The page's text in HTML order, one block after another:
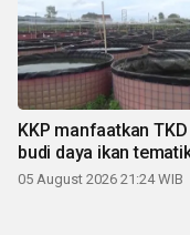
KKP manfaatkan
budi daya ikan
05 August 2026 21:24 WIB